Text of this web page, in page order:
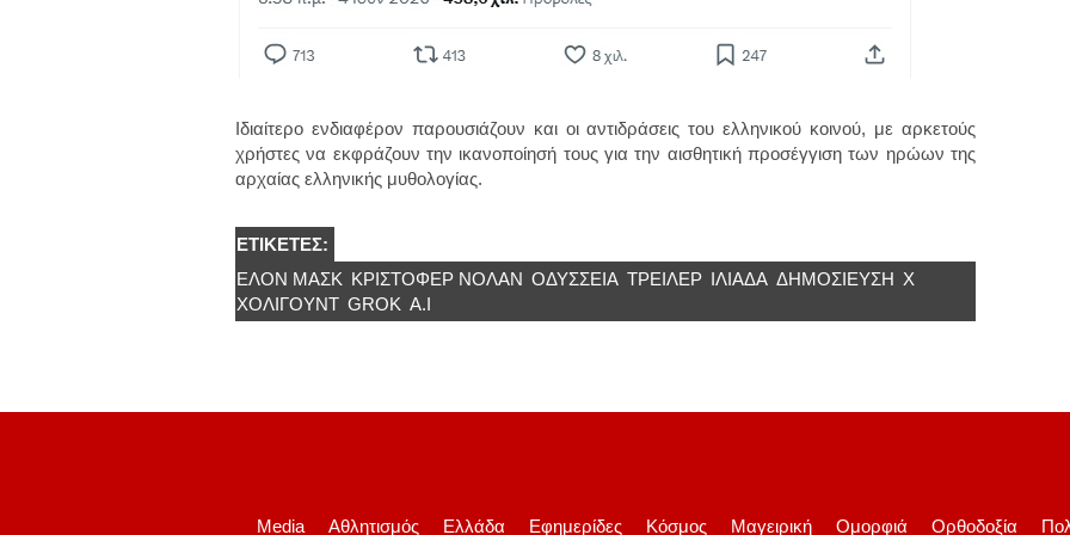
Ιδιαίτερο ενδιαφέρον παρουσιάζουν και οι αντιδράσεις του ελληνικού κοινού, με αρκετούς
χρήστες να εκφράζουν την ικανοποίησή τους για την αισθητική προσέγγιση των ηρώων της
αρχαίας ελληνικής μυθολογίας.
ΕΤΙΚΈΤΕΣ:
ΕΛΟΝ ΜΑΣΚ ΚΡΊΣΤΟΦΕΡ ΝΌΛΑΝ ΟΔΎΣΣΕΙΑ ΤΡΕΙΛΕΡ ΙΛΙΆΔΑ ΔΗΜΟΣΙΕΎΣΗ X
ΧΌΛΙΓΟΥΝΤ GROK Α.Ι
Media Αθλητισμός Ελλάδα Εφημερίδες Κόσμος Μαγειρική Ομορφιά Ορθοδοξία